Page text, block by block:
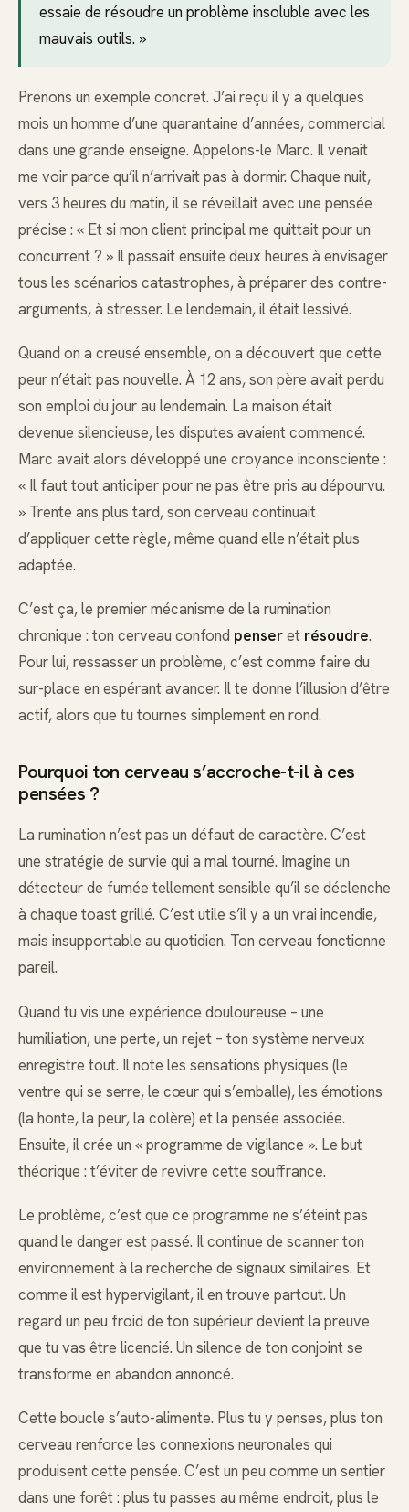
essaie de résoudre un problème insoluble avec les
mauvais outils. »
Prenons un exemple concret. J’ai reçu il y a quelques
mois un homme d’une quarantaine d’années, commercial
dans une grande enseigne. Appelons-le Marc. Il venait
me voir parce qu’il n’arrivait pas à dormir. Chaque nuit,
vers 3 heures du matin, il se réveillait avec une pensée
précise : « Et si mon client principal me quittait pour un
concurrent ? » Il passait ensuite deux heures à envisager
tous les scénarios catastrophes, à préparer des contre-
arguments, à stresser. Le lendemain, il était lessivé.
Quand on a creusé ensemble, on a découvert que cette
peur n’était pas nouvelle. À 12 ans, son père avait perdu
son emploi du jour au lendemain. La maison était
devenue silencieuse, les disputes avaient commencé.
Marc avait alors développé une croyance inconsciente :
« Il faut tout anticiper pour ne pas être pris au dépourvu.
» Trente ans plus tard, son cerveau continuait
d’appliquer cette règle, même quand elle n’était plus
adaptée.
C’est ça, le premier mécanisme de la rumination
chronique : ton cerveau confond penseret résoudre.
Pour lui, ressasser un problème, c’est comme faire du
sur-place en espérant avancer. Il te donne l’illusion d’être
actif, alors que tu tournes simplement en rond.
Pourquoi ton cerveau s’accroche-t-il à ces
pensées ?
La rumination n’est pas un défaut de caractère. C’est
une stratégie de survie qui a mal tourné. Imagine un
détecteur de fumée tellement sensible qu’il se déclenche
à chaque toast grillé. C’est utile s’il y a un vrai incendie,
mais insupportable au quotidien. Ton cerveau fonctionne
pareil.
Quand tu vis une expérience douloureuse – une
humiliation, une perte, un rejet – ton système nerveux
enregistre tout. Il note les sensations physiques (le
ventre qui se serre, le cœur qui s’emballe), les émotions
(la honte, la peur, la colère) et la pensée associée.
Ensuite, il crée un « programme de vigilance ». Le but
théorique : t’éviter de revivre cette souffrance.
Le problème, c’est que ce programme ne s’éteint pas
quand le danger est passé. Il continue de scanner ton
environnement à la recherche de signaux similaires. Et
comme il est hypervigilant, il en trouve partout. Un
regard un peu froid de ton supérieur devient la preuve
que tu vas être licencié. Un silence de ton conjoint se
transforme en abandon annoncé.
Cette boucle s’auto-alimente. Plus tu y penses, plus ton
cerveau renforce les connexions neuronales qui
produisent cette pensée. C’est un peu comme un sentier
dans une forêt : plus tu passes au même endroit, plus le